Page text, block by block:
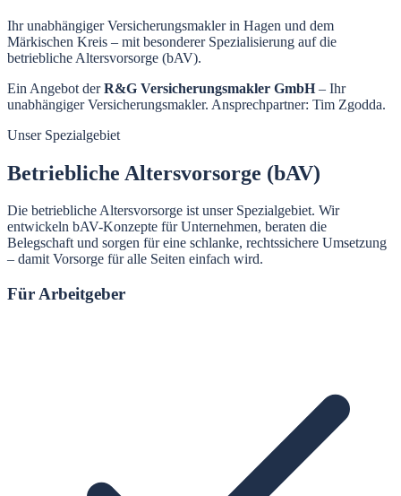
Ihr unabhängiger Versicherungsmakler in Hagen und dem
Märkischen Kreis – mit besonderer Spezialisierung auf die
betriebliche Altersvorsorge (bAV).
Ein Angebot derR&G Versicherungsmakler GmbH– Ihr
unabhängiger Versicherungsmakler. Ansprechpartner: Tim Zgodda.
Unser Spezialgebiet
Betriebliche Altersvorsorge (bAV)
Die betriebliche Altersvorsorge ist unser Spezialgebiet. Wir
entwickeln bAV-Konzepte für Unternehmen, beraten die
Belegschaft und sorgen für eine schlanke, rechtssichere Umsetzung
– damit Vorsorge für alle Seiten einfach wird.
Für Arbeitgeber